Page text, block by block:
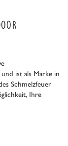
ist als Marke in
Schmelzfeuer
Ihre